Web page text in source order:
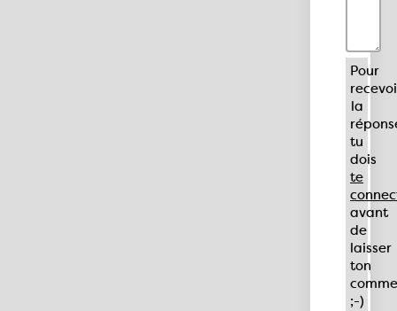
Pour
la
tu
dois
te
avant
de
laisser
ton
;-)